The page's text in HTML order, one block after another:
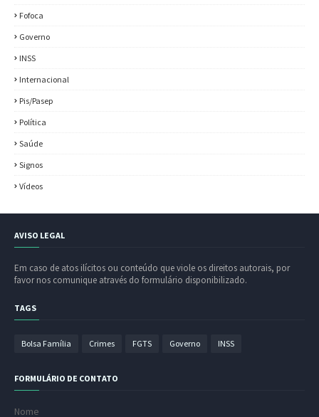
Fofoca
Governo
INSS
Internacional
Pis/Pasep
Política
Saúde
Signos
Vídeos
AVISO LEGAL
Em caso de atos ilícitos ou conteúdo que viole os direitos autorais, por
favor nos comunique através do formulário disponibilizado.
TAGS
Bolsa Família Crimes FGTS Governo INSS
FORMULÁRIO DE CONTATO
Nome